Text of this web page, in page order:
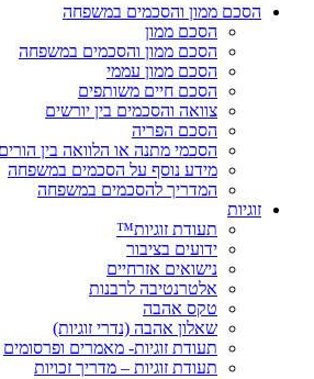
הסכם ממון והסכמים במשפחה
הסכם ממון
הסכם ממון והסכמים במשפחה
הסכם ממון עממי
הסכם חיים משותפים
צוואה והסכמים בין יורשים
הסכם הפריה
הסכמי מתנה או הלוואה בין
מידע נוסף על הסכמים במשפחה
המדריך להסכמים במשפחה
זוגיות
תעודת זוגיות™
ידועים בציבור
נישואים אזרחיים
אלטרנטיבה לרבנות
טקס אהבה
שאלון אהבה (נדרי זוגיות)
תעודת זוגיות- מאמרים ופרסומים
תעודת זוגיות – מדריך זכויות